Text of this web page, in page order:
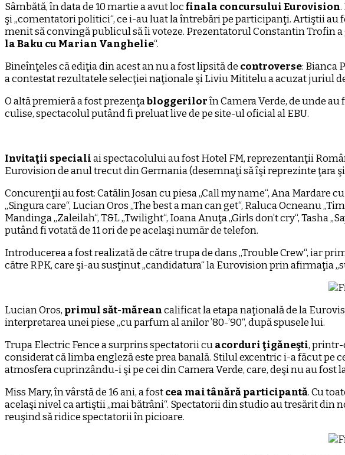
Sâmbătă, în data de 10 martie a avut locfinala concursului Eurovision
şi ,,comentatori politici“, ce i-au luat la întrebări pe participanţi. Artiştii au
menit să convingă publicul să îi voteze. Prezentatorul Constantin Trofin
la Baku cu Marian Vanghelie“.
Bineînţeles că ediţia din acest an nu a fost lipsită de controverse: Bianca
a contestat rezultatele selecţiei naţionale şi Liviu Mititelu a acuzat juriul
O altă premieră a fost prezenţabloggerilorîn Camera Verde, de unde
culise, spectacolul putând fi preluat live de pe site-ul oficial al EBU.
Invitaţii specialiai spectacolului au fost Hotel FM, reprezentanţii
Eurovision de anul trecut din Germania (desemnaţi să îşi reprezinte ţara
Concurenţii au fost: Catălin Josan cu piesa „Call my name“, Ana Mardare
„Singura care“, Lucian Oros „The best a man can get“, Raluca Ocneanu
Mandinga „Zaleilah“, T&L „Twilight“, Ioana Anuţa „Girls don’t cry“, Tasha
putând fi votată de 11 ori de pe acelaşi număr de telefon.
Introducerea a fost realizată de către trupa de dans ,,Trouble Crew“, iar
către RPK, care şi-au susţinut ,,candidatura“ la Eurovision prin afirmaţia
Lucian Oros, primul săt-măreancalificat la etapa naţională de la
interpretarea unei piese ,,cu parfum al anilor ’80-’90“, după spusele lui.
Trupa Electric Fence a surprins spectatorii cuacorduri ţigăneşti, printr-
considerat că limba engleză este prea banală. Stilul excentric i-a făcut pe
atmosfera cuprinzându-i şi pe cei din Camera Verde, care, deşi nu au
Miss Mary, în vârstă de 16 ani, a fostcea mai tânără participantă. Cu
acelaşi nivel ca artiştii ,,mai bătrâni“. Spectatorii din studio au tresărit
reuşind să ridice spectatorii în picioare.